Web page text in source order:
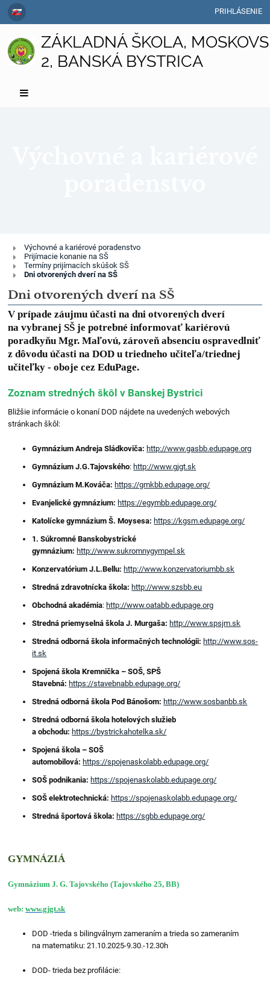
PRIHLÁSENIE
ZÁKLADNÁ ŠKOLA,
2, BANSKÁ BYSTRICA
Výchovné
a
kariérové
poradenstvo
Výchovné a kariérové poradenstvo
Prijímacie konanie na SŠ
Termíny prijímacích skúšok SŠ
Dni otvorených dverí na SŠ
Dni otvorených dverí na SŠ
V prípade záujmu účasti na dni otvorených dverí
na vybranej SŠ je potrebné informovať kariérovú
poradkyňu Mgr. Maľovú, zároveň absenciu ospravedlniť
z dôvodu účasti na DOD u triedneho učiteľa/triednej
učiteľky - oboje cez EduPage.
Zoznam stredných škôl v Banskej Bystrici
Bližšie informácie o konaní DOD nájdete na uvedených webových
stránkach škôl:
Gymnázium Andreja Sládkoviča: http://www.gasbb.edupage.org
Gymnázium J.G.Tajovského: http://www.gjgt.sk
Gymnázium M.Kováča: https://gmkbb.edupage.org/
Evanjelické gymnázium: https://egymbb.edupage.org/
Katolícke gymnázium Š. Moysesa: https://kgsm.edupage.org/
1. Súkromné Banskobystrické
gymnázium: http://www.sukromnygympel.sk
Konzervatórium J.L.Bellu: http://www.konzervatoriumbb.sk
Stredná zdravotnícka škola: http://www.szsbb.eu
Obchodná akadémia: http://www.oatabb.edupage.org
Stredná priemyselná škola J. Murgaša: http://www.spsjm.sk
Stredná odborná škola informačných technológii: http://www.sos-
it.sk
Spojená škola Kremnička – SOŠ, SPŠ
Stavebná: https://stavebnabb.edupage.org/
Stredná odborná škola Pod Bánošom: http://www.sosbanbb.sk
Stredná odborná škola hotelových služieb
a obchodu: https://bystrickahotelka.sk/
Spojená škola – SOŠ
automobilová: https://spojenaskolabb.edupage.org/
SOŠ podnikania: https://spojenaskolabb.edupage.org/
SOŠ elektrotechnická: https://spojenaskolabb.edupage.org/
Stredná športová škola: https://sgbb.edupage.org/
GYMNÁZIÁ
Gymnázium J. G. Tajovského (Tajovského 25, BB)
web:www.gjgt.sk
DOD -trieda s bilingválnym zameraním a trieda so zameraním
na matematiku: 21.10.2025-9.30.-12.30h
DOD- trieda bez profilácie: